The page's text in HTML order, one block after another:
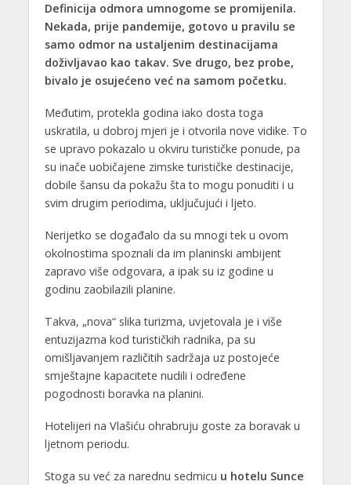
Definicija odmora umnogome se promijenila.
Nekada, prije pandemije, gotovo u pravilu se
samo odmor na ustaljenim destinacijama
doživljavao kao takav. Sve drugo, bez probe,
bivalo je osujećeno već na samom početku.
Međutim, protekla godina iako dosta toga
uskratila, u dobroj mjeri je i otvorila nove vidike. To
se upravo pokazalo u okviru turističke ponude, pa
su inače uobičajene zimske turističke destinacije,
dobile šansu da pokažu šta to mogu ponuditi i u
svim drugim periodima, uključujući i ljeto.
Nerijetko se događalo da su mnogi tek u ovom
okolnostima spoznali da im planinski ambijent
zapravo više odgovara, a ipak su iz godine u
godinu zaobilazili planine.
Takva, „nova“ slika turizma, uvjetovala je i više
entuzijazma kod turističkih radnika, pa su
omišljavanjem različitih sadržaja uz postojeće
smještajne kapacitete nudili i određene
pogodnosti boravka na planini.
Hotelijeri na Vlašiću ohrabruju goste za boravak u
ljetnom periodu.
Stoga su već za narednu sedmicu u hotelu Sunce